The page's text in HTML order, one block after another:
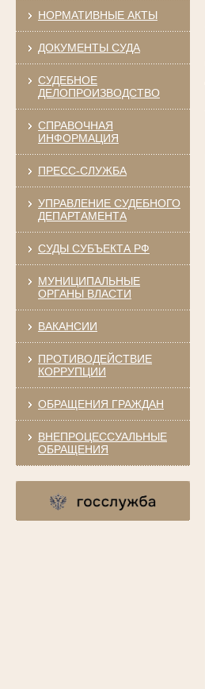
НОРМАТИВНЫЕ АКТЫ
ДОКУМЕНТЫ СУДА
СУДЕБНОЕ
ДЕЛОПРОИЗВОДСТВО
СПРАВОЧНАЯ
ИНФОРМАЦИЯ
ПРЕСС-СЛУЖБА
УПРАВЛЕНИЕ СУДЕБНОГО
ДЕПАРТАМЕНТА
СУДЫ СУБЪЕКТА РФ
МУНИЦИПАЛЬНЫЕ
ОРГАНЫ ВЛАСТИ
ВАКАНСИИ
ПРОТИВОДЕЙСТВИЕ
КОРРУПЦИИ
ОБРАЩЕНИЯ ГРАЖДАН
ВНЕПРОЦЕССУАЛЬНЫЕ
ОБРАЩЕНИЯ